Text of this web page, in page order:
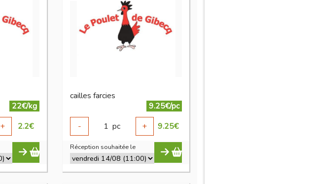
22€/kg
+ 2.2€
cailles farcies
9.25€/pc
-
1 pc + 9.25€
Réception souhaitée le